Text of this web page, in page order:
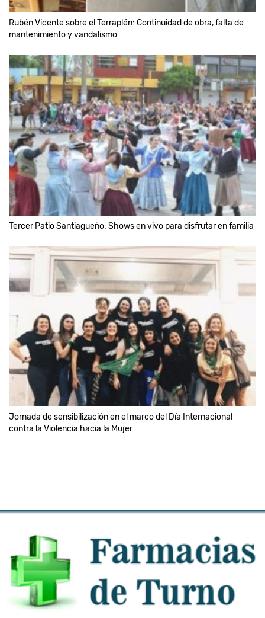
Rubén Vicente sobre el Terraplén: Continuidad de obra, falta de
mantenimiento y vandalismo
Tercer Patio Santiagueño: Shows en vivo para disfrutar en familia
Jornada de sensibilización en el marco del Día Internacional
contra la Violencia hacia la Mujer